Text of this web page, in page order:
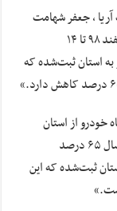
آریا , جعفر شهامت
بابیان این مطلب اظهار داشت: «در بازه زمانی ۲۵ اسفند ۹۸ تا ۱۴
و ۱۵۱ دستگاه خودرو به استان ثبت‌شده که
.
»
خروج ۱۸۸ هزار و ۷۳۴ دستگاه خودرو از استان
گزارش‌شده که این رقم در مقایسه با مدت مشابه پارسال ۶۵ درصد
اتوبوس به استان ثبت‌شده که این
.
»